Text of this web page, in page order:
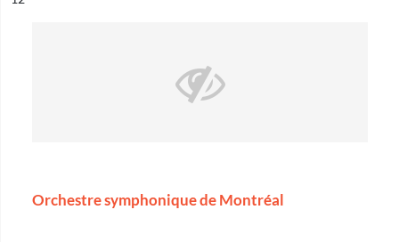
Orchestre symphonique de Montréal